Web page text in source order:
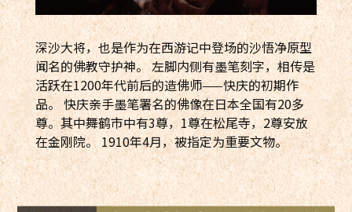
深沙大将，也是作为在西游记中登场的沙悟净原型
闻名的佛教守护神。 左脚内侧有墨笔刻字，相传是
活跃在1200年代前后的造佛师——快庆的初期作
品。 快庆亲手墨笔署名的佛像在日本全国有20多
尊。其中舞鹤市中有3尊，1尊在松尾寺，2尊安放
在金刚院。 1910年4月，被指定为重要文物。